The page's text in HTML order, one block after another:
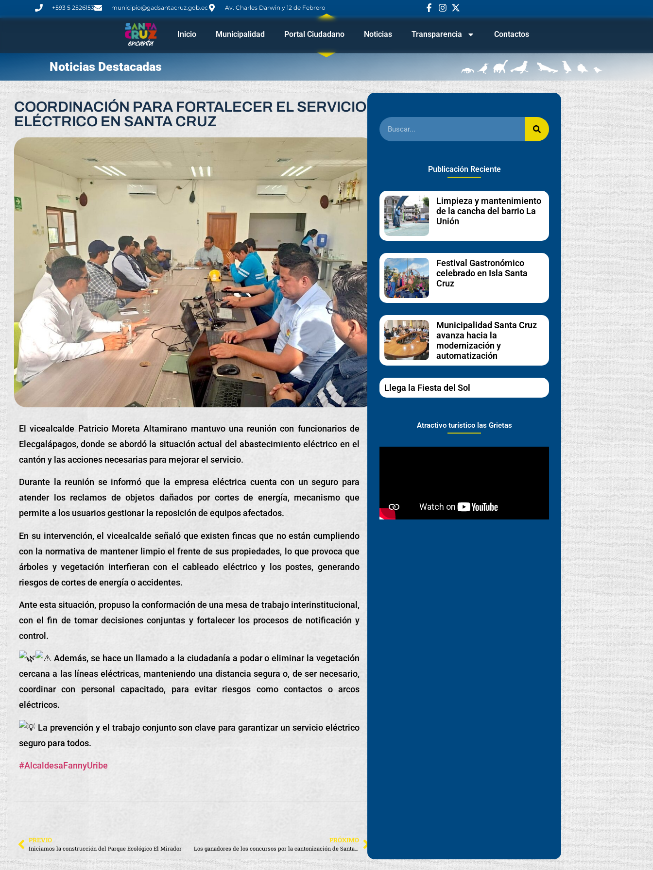
+593 5 2526153 municipio@gadsantacruz.gob.ec Av. Charles Darwin y 12 de Febrero
Inicio Municipalidad Portal Ciudadano Noticias Transparencia Contactos
Noticias Destacadas
COORDINACIÓN PARA FORTALECER EL SERVICIO
ELÉCTRICO EN SANTA CRUZ
El vicealcalde Patricio Moreta Altamirano mantuvo una reunión con funcionarios de
Elecgalápagos, donde se abordó la situación actual del abastecimiento eléctrico en el
cantón y las acciones necesarias para mejorar el servicio.
Durante la reunión se informó que la empresa eléctrica cuenta con un seguro para
atender los reclamos de objetos dañados por cortes de energía, mecanismo que
permite a los usuarios gestionar la reposición de equipos afectados.
En su intervención, el vicealcalde señaló que existen fincas que no están cumpliendo
con la normativa de mantener limpio el frente de sus propiedades, lo que provoca que
árboles y vegetación interfieran con el cableado eléctrico y los postes, generando
riesgos de cortes de energía o accidentes.
Ante esta situación, propuso la conformación de una mesa de trabajo interinstitucional,
con el fin de tomar decisiones conjuntas y fortalecer los procesos de notificación y
control.
Además, se hace un llamado a la ciudadanía a podar o eliminar la vegetación
cercana a las líneas eléctricas, manteniendo una distancia segura o, de ser necesario,
coordinar con personal capacitado, para evitar riesgos como contactos o arcos
eléctricos.
La prevención y el trabajo conjunto son clave para garantizar un servicio eléctrico
seguro para todos.
#AlcaldesaFannyUribe
PREVIO
Iniciamos la construcción del Parque Ecológico El Mirador
PRÓXIMO
Los ganadores de los concursos por la cantonización de Santa Cruz recibieron sus premios
Publicación Reciente
Limpieza y mantenimiento
de la cancha del barrio La
Unión
Festival Gastronómico
celebrado en Isla Santa
Cruz
Municipalidad Santa Cruz
avanza hacia la
modernización y
automatización
Llega la Fiesta del Sol
Atractivo turístico las Grietas